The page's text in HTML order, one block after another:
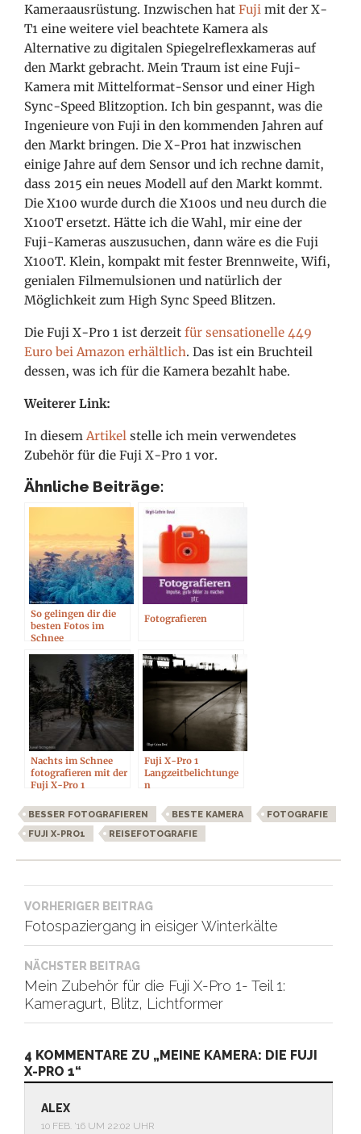
Kameraausrüstung. Inzwischen hatFuji mit der X-
T1 eine weitere viel beachtete Kamera als
Alternative zu digitalen Spiegelreflexkameras auf
den Markt gebracht. Mein Traum ist eine Fuji-
Kamera mit Mittelformat-Sensor und einer High
Sync-Speed Blitzoption. Ich bin gespannt, was die
Ingenieure von Fuji in den kommenden Jahren auf
den Markt bringen. Die X-Pro1 hat inzwischen
einige Jahre auf dem Sensor und ich rechne damit,
dass 2015 ein neues Modell auf den Markt kommt.
Die X100 wurde durch die X100s und neu durch die
X100T ersetzt. Hätte ich die Wahl, mir eine der
Fuji-Kameras auszusuchen, dann wäre es die Fuji
X100T. Klein, kompakt mit fester Brennweite, Wifi,
genialen Filmemulsionen und natürlich der
Möglichkeit zum High Sync Speed Blitzen.
Die Fuji X-Pro 1 ist derzeitfür sensationelle 449
Euro bei Amazon erhältlich. Das ist ein Bruchteil
dessen, was ich für die Kamera bezahlt habe.
Weiterer Link:
In diesem Artikel stelle ich mein verwendetes
Zubehör für die Fuji X-Pro 1 vor.
Ähnliche Beiträge:
So gelingen dir die
besten Fotos im
Schnee
Fotografieren
Nachts im Schnee
fotografieren mit der
Fuji X-Pro 1
Fuji X-Pro 1
Langzeitbelichtunge
n
BESSER FOTOGRAFIEREN BESTE KAMERA
FOTOGRAFIE
FUJI X-PRO1
REISEFOTOGRAFIE
Beitragsnavigation
VORHERIGER BEITRAG
Fotospaziergang in eisiger Winterkälte
NÄCHSTER BEITRAG
Mein Zubehör für die Fuji X-Pro 1- Teil 1:
Kameragurt, Blitz, Lichtformer
4 KOMMENTARE ZU „MEINE KAMERA: DIE FUJI
X-PRO 1“
ALEX
10 FEB. ’16 UM 22:02 UHR